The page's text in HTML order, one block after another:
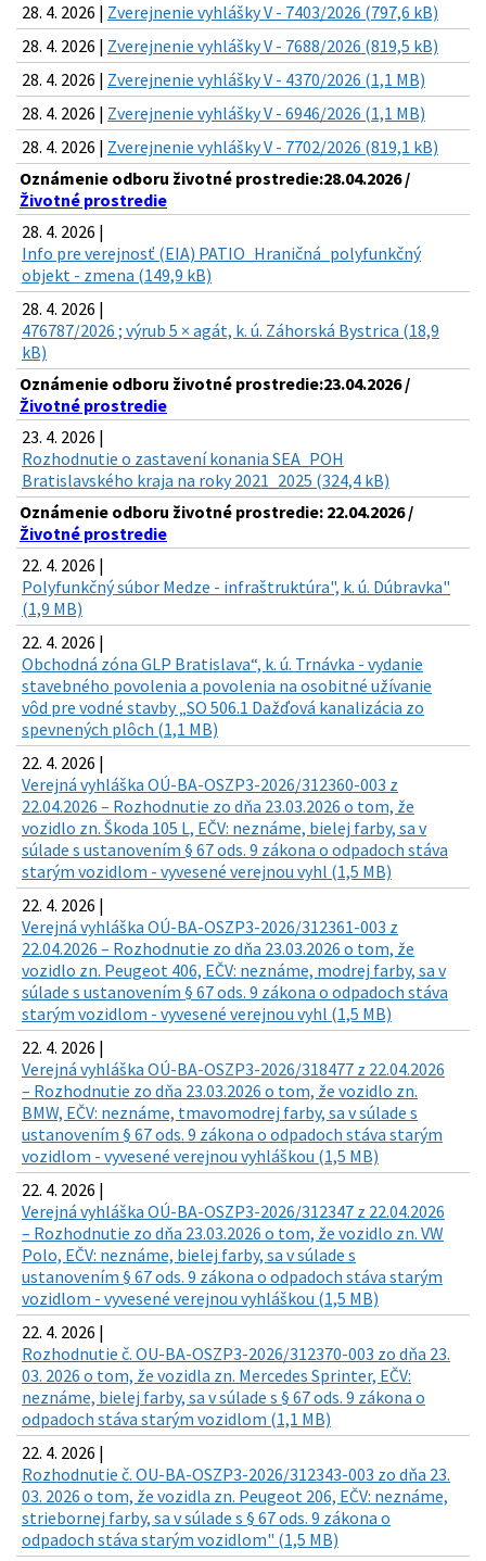
28. 4. 2026 | Zverejnenie vyhlášky V - 7403/2026 (797,6 kB)
28. 4. 2026 | Zverejnenie vyhlášky V - 7688/2026 (819,5 kB)
28. 4. 2026 | Zverejnenie vyhlášky V - 4370/2026 (1,1 MB)
28. 4. 2026 | Zverejnenie vyhlášky V - 6946/2026 (1,1 MB)
28. 4. 2026 | Zverejnenie vyhlášky V - 7702/2026 (819,1 kB)
Oznámenie odboru životné prostredie:28.04.2026 /
Životné prostredie
28. 4. 2026 |
Info pre verejnosť (EIA) PATIO_Hraničná_polyfunkčný
objekt - zmena (149,9 kB)
28. 4. 2026 |
476787/2026 ; výrub 5 × agát, k. ú. Záhorská Bystrica (18,9
kB)
Oznámenie odboru životné prostredie:23.04.2026 /
Životné prostredie
23. 4. 2026 |
Rozhodnutie o zastavení konania SEA_POH
Bratislavského kraja na roky 2021_2025 (324,4 kB)
Oznámenie odboru životné prostredie: 22.04.2026 /
Životné prostredie
22. 4. 2026 |
Polyfunkčný súbor Medze - infraštruktúra", k. ú. Dúbravka"
(1,9 MB)
22. 4. 2026 |
Obchodná zóna GLP Bratislava“, k. ú. Trnávka - vydanie
stavebného povolenia a povolenia na osobitné užívanie
vôd pre vodné stavby „SO 506.1 Dažďová kanalizácia zo
spevnených plôch (1,1 MB)
22. 4. 2026 |
Verejná vyhláška OÚ-BA-OSZP3-2026/312360-003 z
22.04.2026 – Rozhodnutie zo dňa 23.03.2026 o tom, že
vozidlo zn. Škoda 105 L, EČV: neznáme, bielej farby, sa v
súlade s ustanovením § 67 ods. 9 zákona o odpadoch stáva
starým vozidlom - vyvesené verejnou vyhl (1,5 MB)
22. 4. 2026 |
Verejná vyhláška OÚ-BA-OSZP3-2026/312361-003 z
22.04.2026 – Rozhodnutie zo dňa 23.03.2026 o tom, že
vozidlo zn. Peugeot 406, EČV: neznáme, modrej farby, sa v
súlade s ustanovením § 67 ods. 9 zákona o odpadoch stáva
starým vozidlom - vyvesené verejnou vyhl (1,5 MB)
22. 4. 2026 |
Verejná vyhláška OÚ-BA-OSZP3-2026/318477 z 22.04.2026
– Rozhodnutie zo dňa 23.03.2026 o tom, že vozidlo zn.
BMW, EČV: neznáme, tmavomodrej farby, sa v súlade s
ustanovením § 67 ods. 9 zákona o odpadoch stáva starým
vozidlom - vyvesené verejnou vyhláškou (1,5 MB)
22. 4. 2026 |
Verejná vyhláška OÚ-BA-OSZP3-2026/312347 z 22.04.2026
– Rozhodnutie zo dňa 23.03.2026 o tom, že vozidlo zn. VW
Polo, EČV: neznáme, bielej farby, sa v súlade s
ustanovením § 67 ods. 9 zákona o odpadoch stáva starým
vozidlom - vyvesené verejnou vyhláškou (1,5 MB)
22. 4. 2026 |
Rozhodnutie č. OU-BA-OSZP3-2026/312370-003 zo dňa 23.
03. 2026 o tom, že vozidla zn. Mercedes Sprinter, EČV:
neznáme, bielej farby, sa v súlade s § 67 ods. 9 zákona o
odpadoch stáva starým vozidlom (1,1 MB)
22. 4. 2026 |
Rozhodnutie č. OU-BA-OSZP3-2026/312343-003 zo dňa 23.
03. 2026 o tom, že vozidla zn. Peugeot 206, EČV: neznáme,
striebornej farby, sa v súlade s § 67 ods. 9 zákona o
odpadoch stáva starým vozidlom" (1,5 MB)